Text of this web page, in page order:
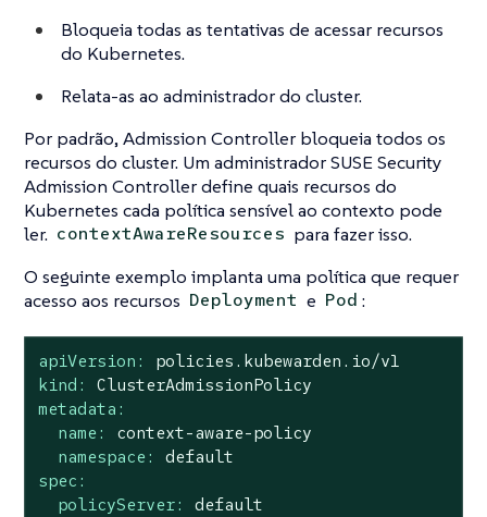
Bloqueia todas as tentativas de acessar recursos
do Kubernetes.
Relata-as ao administrador do cluster.
Por padrão, Admission Controller bloqueia todos os
recursos do cluster. Um administrador SUSE Security
Admission Controller define quais recursos do
Kubernetes cada política sensível ao contexto pode
ler. contextAwareResources para fazer isso.
O seguinte exemplo implanta uma política que requer
acesso aos recursos Deployment e Pod :
apiVersion:
policies.kubewarden.io/v1
kind:
ClusterAdmissionPolicy
metadata:
name:
context-aware-policy
namespace:
default
spec:
policyServer:
default